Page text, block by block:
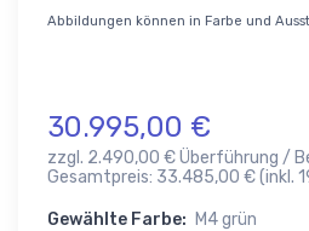
Abbildungen können in Farbe und
30.995,00 €
zzgl. 2.490,00 € Überführung /
Gesamtpreis: 33.485,00 € (inkl.
Gewählte Farbe: M4 grün